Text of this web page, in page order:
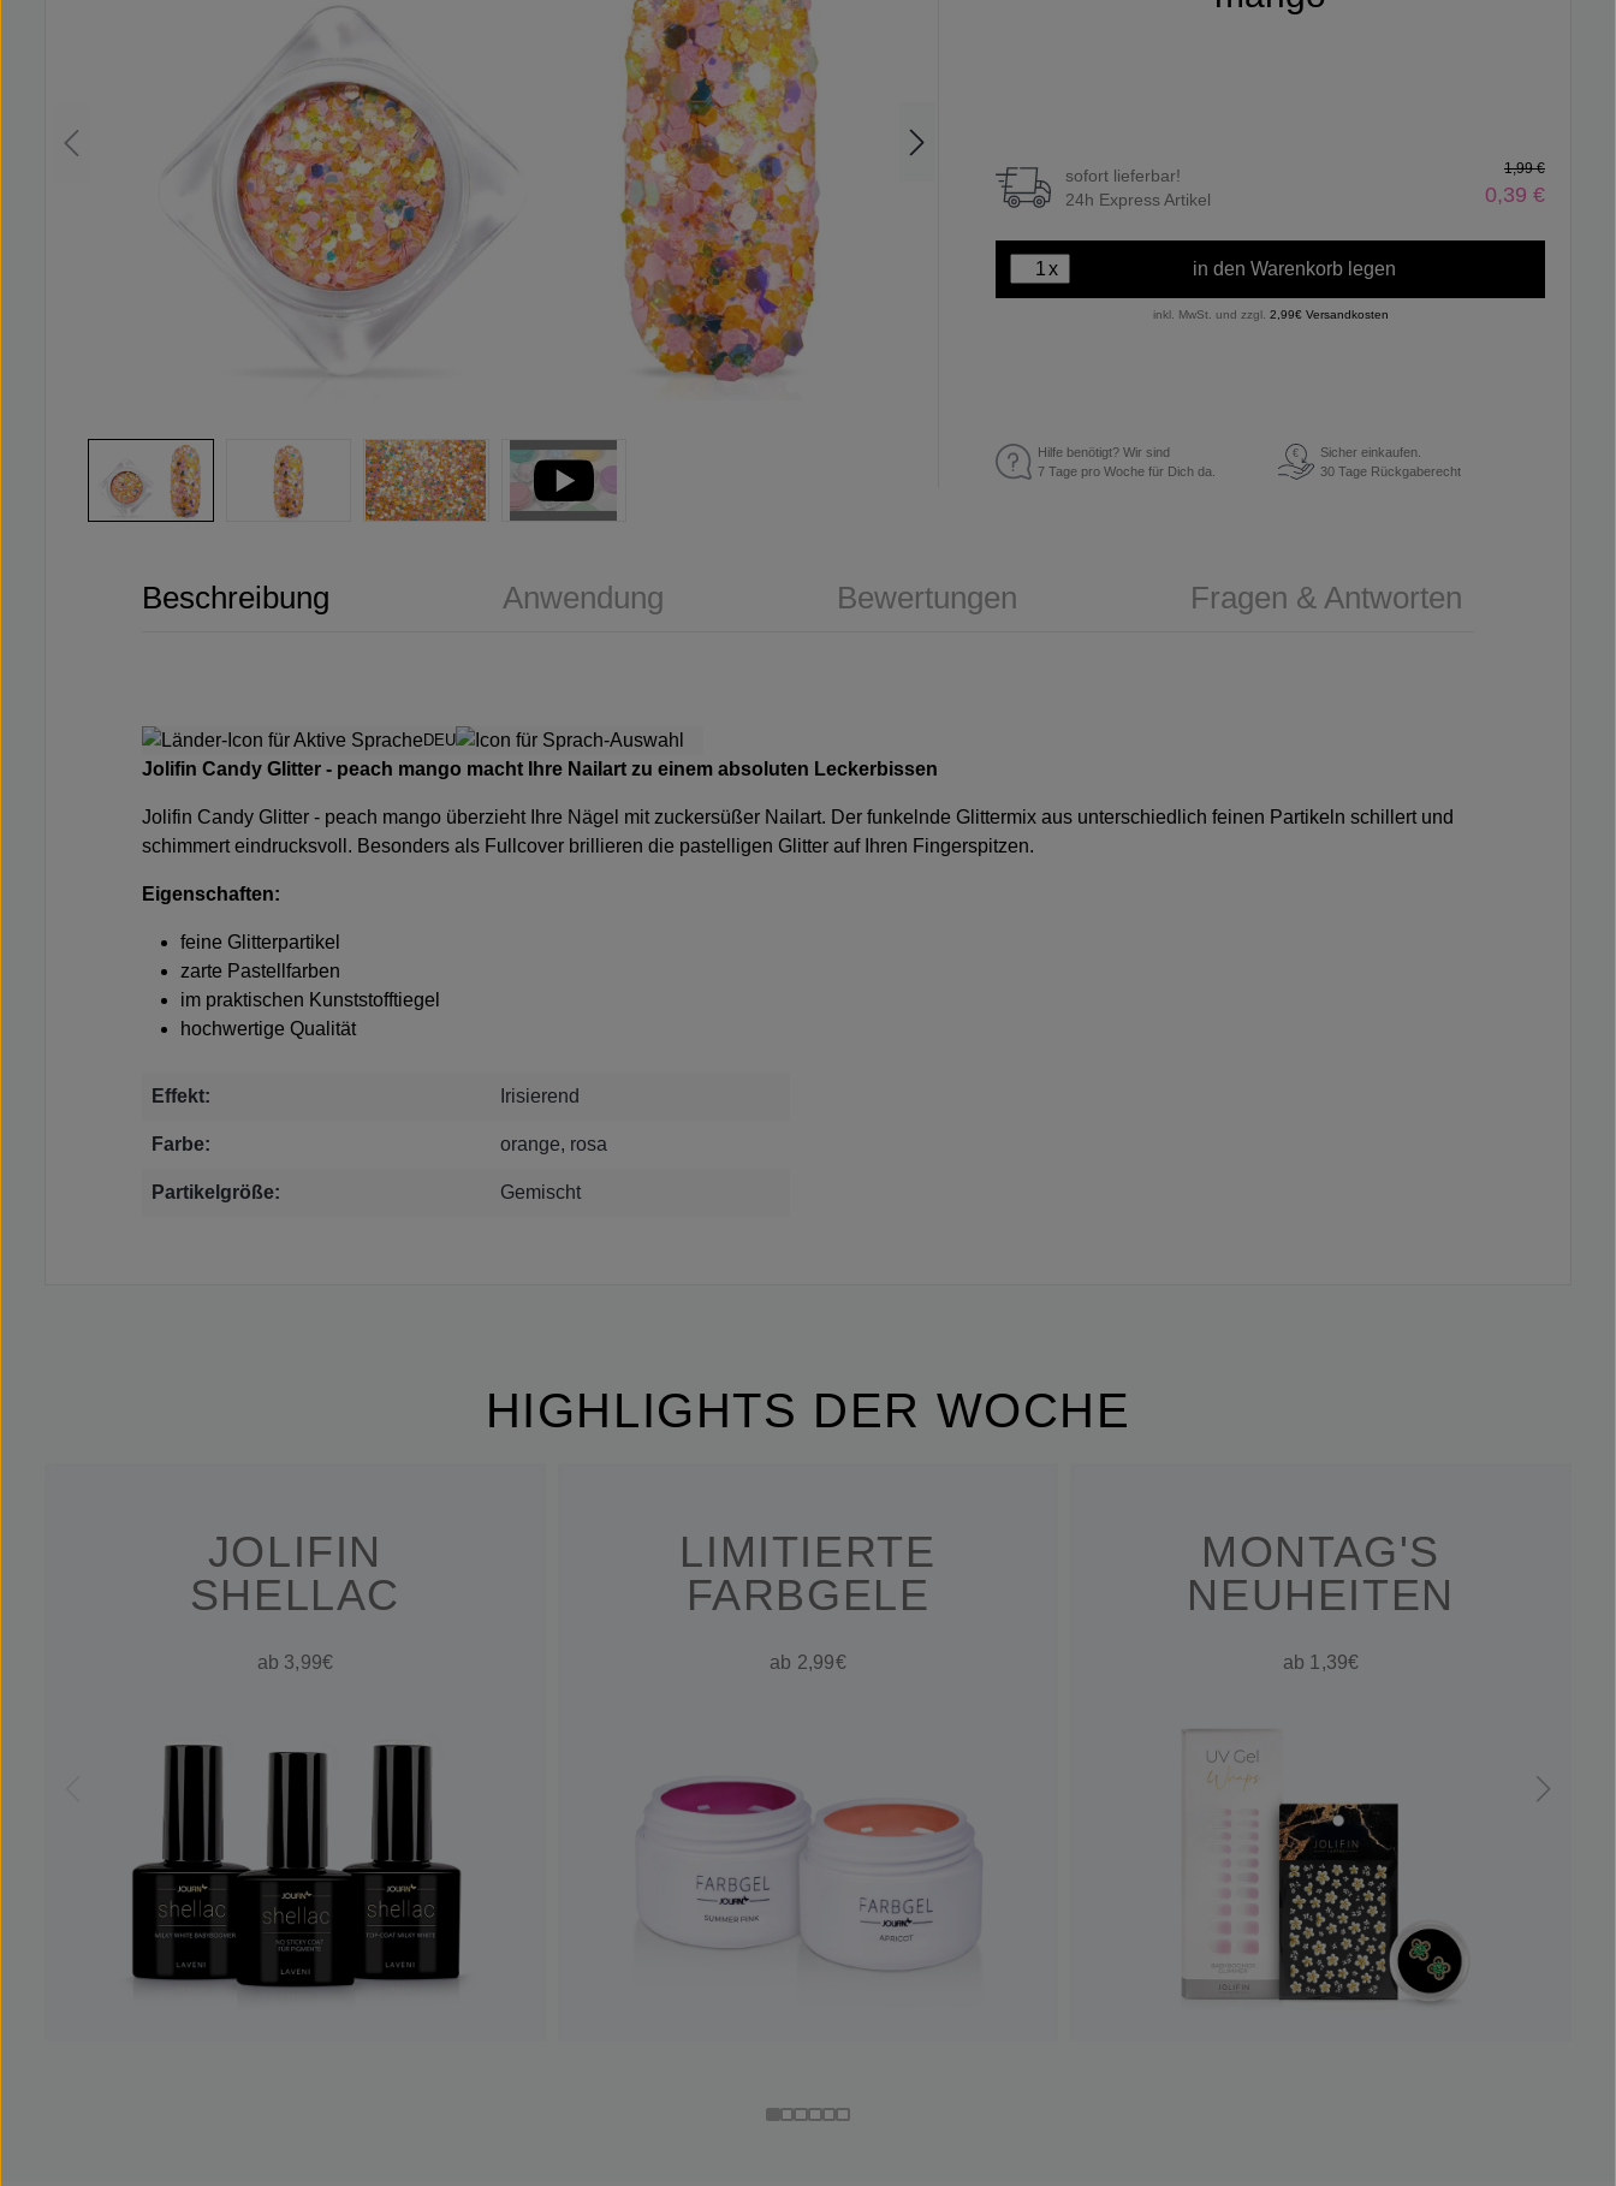
sofort lieferbar!
24h Express Artikel
0,39 €
1,99 €
x in den Warenkorb legen
inkl. MwSt. und zzgl. 2,99€ Versandkosten
Hilfe benötigt? Wir sind
7 Tage pro Woche für Dich da.
€
Sicher einkaufen.
30 Tage Rückgaberecht
Beschreibung Anwendung Bewertungen Fragen & Antworten
DEU
Jolifin Candy Glitter - peach mango macht Ihre Nailart zu einem absoluten Leckerbissen
Jolifin Candy Glitter - peach mango überzieht Ihre Nägel mit zuckersüßer Nailart. Der funkelnde Glittermix aus unterschiedlich feinen Partikeln schillert und
schimmert eindrucksvoll. Besonders als Fullcover brillieren die pastelligen Glitter auf Ihren Fingerspitzen.
Eigenschaften:
feine Glitterpartikel
zarte Pastellfarben
im praktischen Kunststofftiegel
hochwertige Qualität
Effekt: Irisierend
Farbe: orange, rosa
Partikelgröße: Gemischt
HIGHLIGHTS DER WOCHE
JOLIFIN
SHELLAC
ab 3,99€
LIMITIERTE
FARBGELE
ab 2,99€
MONTAG'S
NEUHEITEN
ab 1,39€